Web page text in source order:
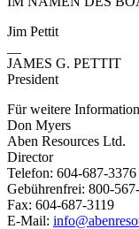
Jim Pettit
JAMES G. PETTIT
President
Für weitere
Don Myers
Aben Resources Ltd.
Director
Telefon: 604-687-3376
Gebührenfrei: 800-
Fax: 604-687-3119
E-Mail: